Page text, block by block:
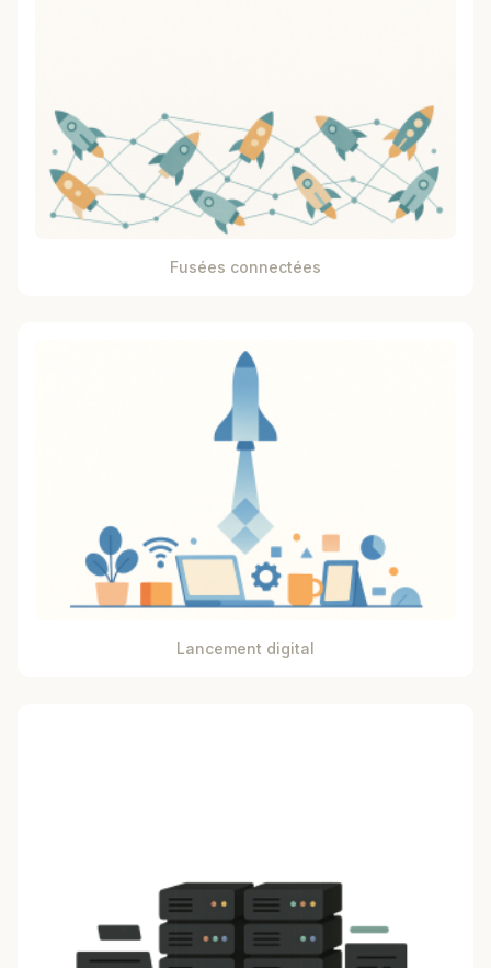
Fusées connectées
Lancement digital